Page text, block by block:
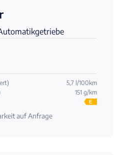
5,7 l/100km
151 g/km
E
auf Anfrage